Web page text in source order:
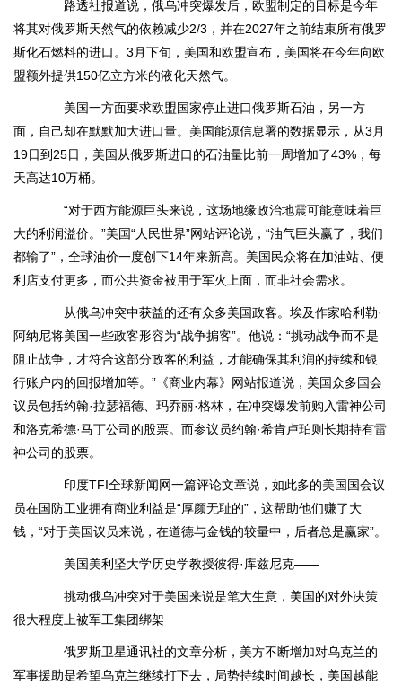
路透社报道说，俄乌冲突爆发后，欧盟制定的目标是今年
将其对俄罗斯天然气的依赖减少2/3，并在2027年之前结束所有俄罗
斯化石燃料的进口。3月下旬，美国和欧盟宣布，美国将在今年向欧
盟额外提供150亿立方米的液化天然气。
美国一方面要求欧盟国家停止进口俄罗斯石油，另一方
面，自己却在默默加大进口量。美国能源信息署的数据显示，从3月
19日到25日，美国从俄罗斯进口的石油量比前一周增加了43%，每
天高达10万桶。
“对于西方能源巨头来说，这场地缘政治地震可能意味着巨
大的利润溢价。”美国“人民世界”网站评论说，“油气巨头赢了，我们
都输了”，全球油价一度创下14年来新高。美国民众将在加油站、便
利店支付更多，而公共资金被用于军火上面，而非社会需求。
从俄乌冲突中获益的还有众多美国政客。埃及作家哈利勒·
阿纳尼将美国一些政客形容为“战争掮客”。他说：“挑动战争而不是
阻止战争，才符合这部分政客的利益，才能确保其利润的持续和银
行账户内的回报增加等。”《商业内幕》网站报道说，美国众多国会
议员包括约翰·拉瑟福德、玛乔丽·格林，在冲突爆发前购入雷神公司
和洛克希德·马丁公司的股票。而参议员约翰·希肯卢珀则长期持有雷
神公司的股票。
印度TFI全球新闻网一篇评论文章说，如此多的美国国会议
员在国防工业拥有商业利益是“厚颜无耻的”，这帮助他们赚了大
钱，“对于美国议员来说，在道德与金钱的较量中，后者总是赢家”。
美国美利坚大学历史学教授彼得·库兹尼克——
挑动俄乌冲突对于美国来说是笔大生意，美国的对外决策
很大程度上被军工集团绑架
俄罗斯卫星通讯社的文章分析，美方不断增加对乌克兰的
军事援助是希望乌克兰继续打下去，局势持续时间越长，美国越能